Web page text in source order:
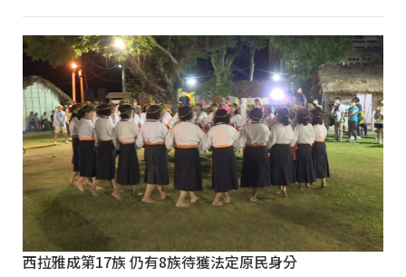
西拉雅成第17族 仍有8族待獲法定原民身分